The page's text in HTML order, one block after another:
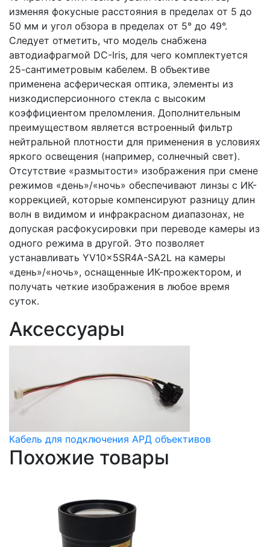
изменяя фокусные расстояния в пределах от 5 до
50 мм и угол обзора в пределах от 5° до 49°.
Следует отметить, что модель снабжена
автодиафрагмой DC-Iris, для чего комплектуется
25-сантиметровым кабелем. В объективе
применена асферическая оптика, элементы из
низкодисперсионного стекла с высоким
коэффициентом преломления. Дополнительным
преимуществом является встроенный фильтр
нейтральной плотности для применения в условиях
яркого освещения (например, солнечный свет).
Отсутствие «размытости» изображения при смене
режимов «день»/«ночь» обеспечивают линзы с ИК-
коррекцией, которые компенсируют разницу длин
волн в видимом и инфракрасном диапазонах, не
допуская расфокусировки при переводе камеры из
одного режима в другой. Это позволяет
устанавливать YV10x5SR4A-SA2L на камеры
«день»/«ночь», оснащенные ИК-прожектором, и
получать четкие изображения в любое время
суток.
Аксессуары
Кабель для подключения АРД объективов
Похожие товары